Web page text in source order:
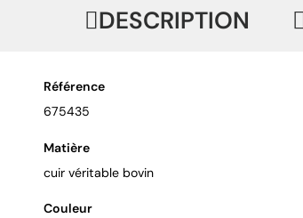
DESCRIPTION
Référence
675435
Matière
cuir véritable bovin
Couleur